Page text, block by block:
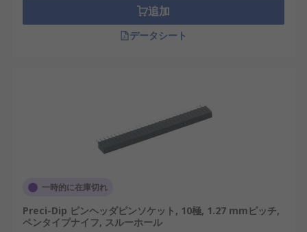
追加
データシート
一時的に在庫切れ
Preci-Dip ピンヘッダピンソケット, 10極, 1.27 mmピッチ,
ペンタイプナイフ, スルーホール